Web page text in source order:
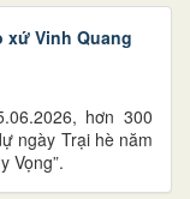
xứ Vinh Quang
hơn 300
ngày Trại hè năm
Vọng”.